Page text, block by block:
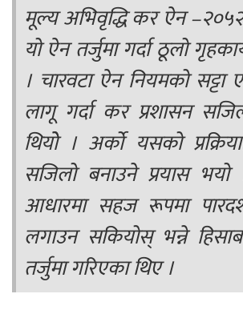
मूल्य अभिवृद्धि कर ऐन
यो ऐन तर्जुमा गर्दा ठूलो
। चारवटा ऐन नियमको
लागू गर्दा कर प्रशासन
थियोे । अर्को यसको
सजिलो बनाउने प्रयास भयो
आधारमा सहज रूपमा
लगाउन सकियोस् भन्ने
तर्जुमा गरिएका थिए ।